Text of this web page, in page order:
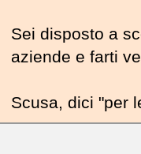
Sei disposto a
aziende e farti
Scusa, dici "per